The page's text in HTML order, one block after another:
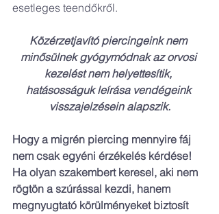
esetleges teendőkről.
Közérzetjavító piercingeink nem
minősülnek gyógymódnak az orvosi
kezelést nem helyettesítik,
hatásosságuk leírása vendégeink
visszajelzésein alapszik.
Hogy a migrén piercing mennyire fáj
nem csak egyéni érzékelés kérdése!
Ha olyan szakembert keresel, aki nem
rögtön a szúrással kezdi, hanem
megnyugtató körülményeket biztosít